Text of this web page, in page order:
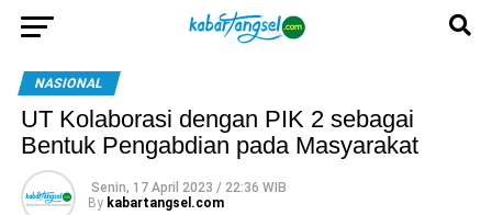
NASIONAL
UT Kolaborasi dengan PIK 2 sebagai
Bentuk Pengabdian pada Masyarakat
Senin, 17 April 2023 / 22:36 WIB
By kabartangsel.com